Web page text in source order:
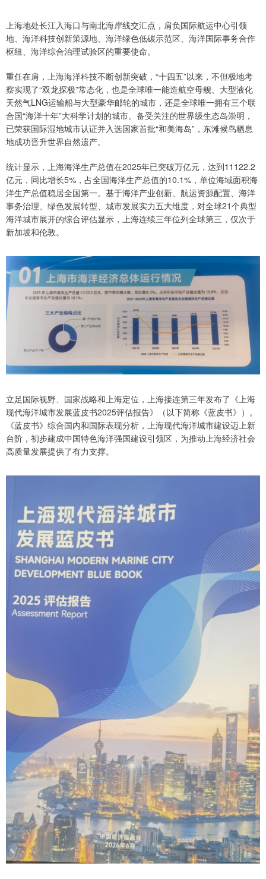
上海地处长江入海口与南北海岸线交汇点，肩负国际航运中心引领
地、海洋科技创新策源地、海洋绿色低碳示范区、海洋国际事务合作
枢纽、海洋综合治理试验区的重要使命。
重任在肩，上海海洋科技不断创新突破，“十四五”以来，不但极地考
察实现了“双龙探极”常态化，也是全球唯一能造航空母舰、大型液化
天然气LNG运输船与大型豪华邮轮的城市，还是全球唯一拥有三个联
合国“海洋十年”大科学计划的城市。备受关注的世界级生态岛崇明，
已荣获国际湿地城市认证并入选国家首批“和美海岛”，东滩候鸟栖息
地成功晋升世界自然遗产。
统计显示，上海海洋生产总值在2025年已突破万亿元，达到11122.2
亿元，同比增长5%，占全国海洋生产总值的10.1%，单位海域面积海
洋生产总值稳居全国第一。基于海洋产业创新、航运资源配置、海洋
事务治理、绿色发展转型、城市发展实力五大维度，对全球21个典型
海洋城市展开的综合评估显示，上海连续三年位列全球第三，仅次于
新加坡和伦敦。
立足国际视野、国家战略和上海定位，上海接连第三年发布了《上海
现代海洋城市发展蓝皮书2025评估报告》（以下简称《蓝皮书》）。
《蓝皮书》综合国内和国际表现分析，上海现代海洋城市建设迈上新
台阶，初步建成中国特色海洋强国建设引领区，为推动上海经济社会
高质量发展提供了有力支撑。